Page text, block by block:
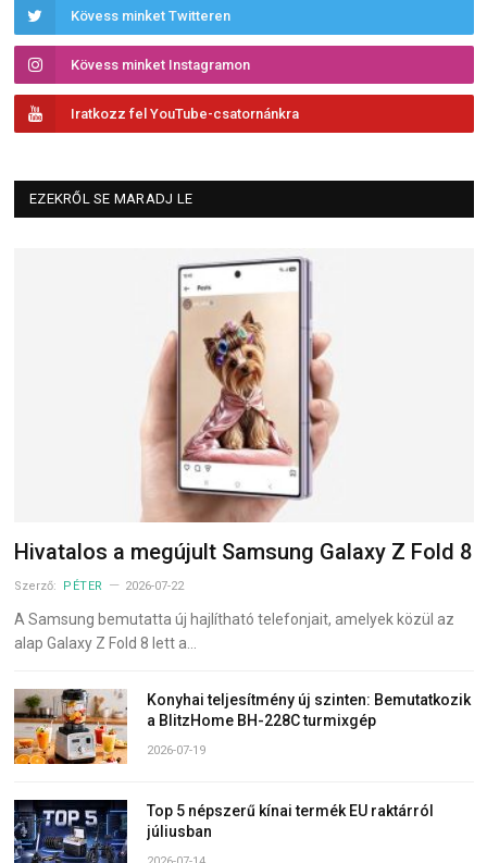
Kövess minket Twitteren
Kövess minket Instagramon
Iratkozz fel YouTube-csatornánkra
EZEKRŐL SE MARADJ LE
Hivatalos a megújult Samsung Galaxy Z Fold 8
Szerző: PÉTER 2026-07-22
A Samsung bemutatta új hajlítható telefonjait, amelyek közül az
alap Galaxy Z Fold 8 lett a…
Konyhai teljesítmény új szinten: Bemutatkozik
a BlitzHome BH-228C turmixgép
2026-07-19
Top 5 népszerű kínai termék EU raktárról
júliusban